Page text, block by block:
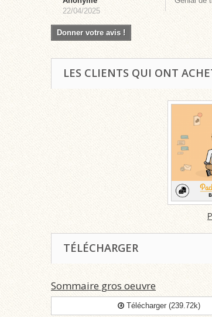
22/04/2025
Donner votre avis !
LES CLIENTS QUI ONT
TÉLÉCHARGER
Sommaire gros oeuvre
Télécharger (239.72k)